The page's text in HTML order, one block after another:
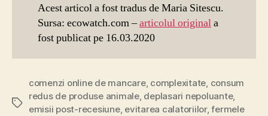
Acest articol a fost tradus de Maria Sitescu.
Sursa: ecowatch.com –articolul originala
fost publicat pe 16.03.2020
Etichete
comenzi online de mancare, complexitate, consum
redus de produse animale, deplasari nepoluante,
emisii post-recesiune, evitarea calatoriilor,fermele